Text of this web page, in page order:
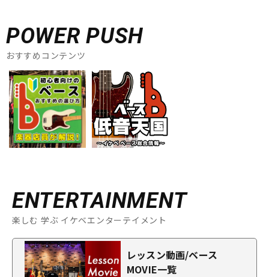
POWER PUSH
おすすめコンテンツ
ENTERTAINMENT
楽しむ 学ぶ イケベエンターテイメント
レッスン動画/ベース
MOVIE一覧